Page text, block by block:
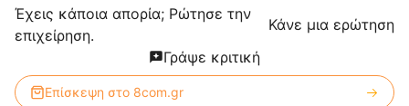
Έχεις κάποια απορία; Ρώτησε την
επιχείρηση.
Κάνε μια ερώτηση
Γράψε κριτική
Επίσκεψη στο 8com.gr